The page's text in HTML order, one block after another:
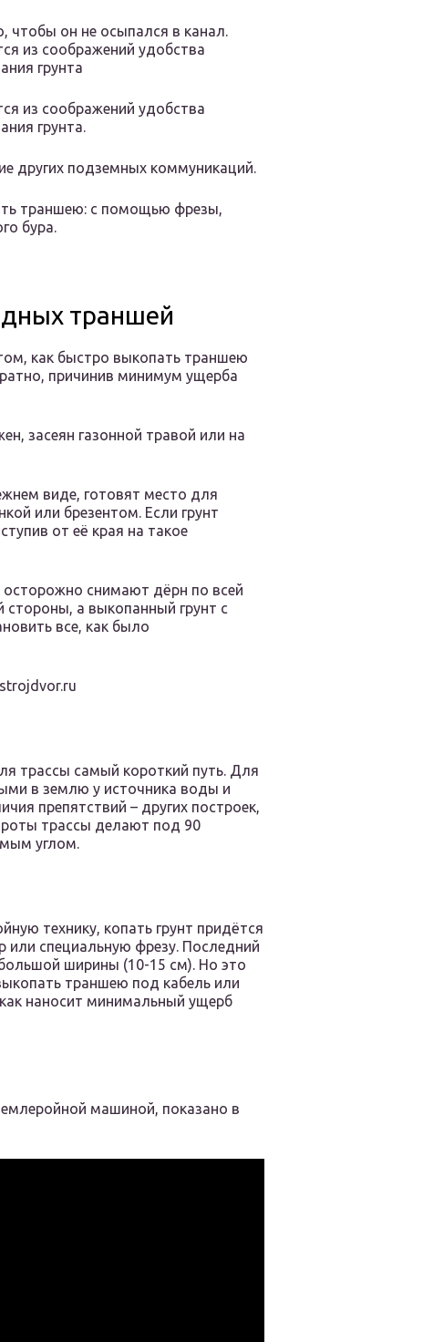
чтобы он не осыпался в канал.
из соображений удобства
грунта
из соображений удобства
грунта.
других подземных коммуникаций.
траншею: с помощью фрезы,
бура.
траншей
как быстро выкопать траншею
причинив минимум ущерба
засеян газонной травой или на
виде, готовят место для
или брезентом. Если грунт
от её края на такое
осторожно снимают дёрн по всей
а выкопанный грунт с
все, как было
трассы самый короткий путь. Для
в землю у источника воды и
препятствий – других построек,
трассы делают под 90
углом.
технику, копать грунт придётся
или специальную фрезу. Последний
ширины (10-15 см). Но это
траншею под кабель или
наносит минимальный ущерб
машиной, показано в